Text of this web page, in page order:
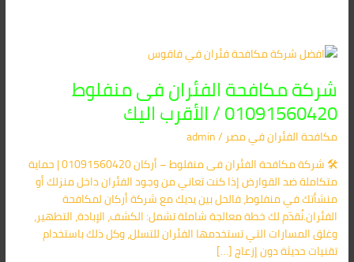
شركة مكافحة الفئران فى منفلوط
01091560420 / الأقرب اليك
مكافحة الفئران​ في مصر/
admin
🛠️ شركة مكافحة الفئران فى منفلوط – أركان 01091560420 | حماية
متكاملة ضد القوارض إذا كنت تعاني من وجود الفئران داخل منزلك أو
منشأتك في منفلوط، فالحل بين يديك مع شركة أركان لمكافحة
الفئران.نُقدّم لك خطة معالجة شاملة تشمل: الكشف، الإبادة، التطهير،
وغلق المسارات التي تستخدمها الفئران للتسلل، وكل ذلك باستخدام
تقنيات حديثة دون إزعاج […]
شركة
الفئران
فى
منفلوط
01091560420
/
الأقرب
اليك